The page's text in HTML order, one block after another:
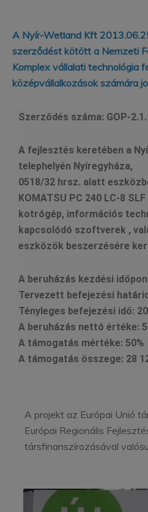
A Nyír-Wetland Kft
szerződést kötött a Nemzeti
Komplex vállalati technológia
középvállalkozások számára
Szerződés száma: GOP-
A fejlesztés keretében a
telephelyén Nyíregyháza,
0518/32 hrsz. alatt
KOMATSU PC 240 LC-8
kotrógép, információs
kapcsolódó szoftverek ,
eszközök beszerzésére
A beruházás kezdési
Tervezett befejezési
Tényleges befejezési idő:
A beruházás nettó értéke:
A támogatás mértéke: 50%
A támogatás összege: 28
A projekt az Európai Unió
Európai Regionális
társfinanszírozásával